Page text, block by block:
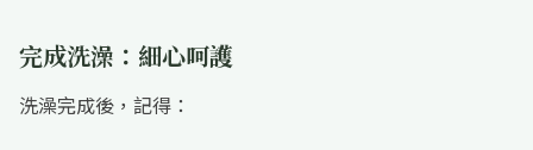
完成洗澡：細心呵護
洗澡完成後，記得：